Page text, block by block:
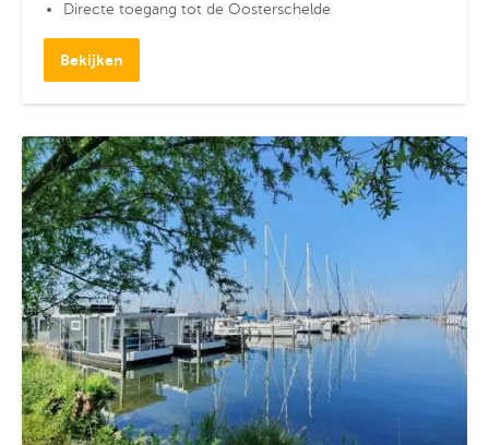
Directe toegang tot de Oosterschelde
Bekijken